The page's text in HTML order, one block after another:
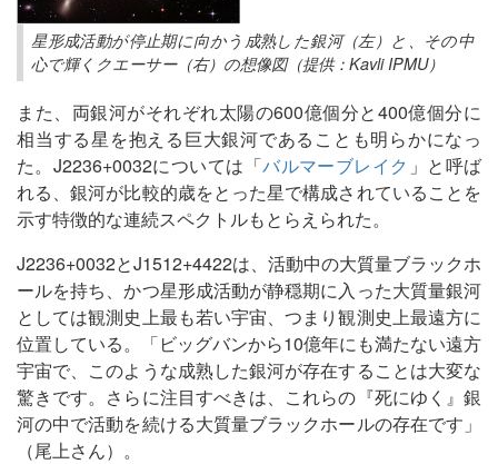
星形成活動が停止期に向かう成熟した銀河（左）と、その中
心で輝くクエーサー（右）の想像図（提供：Kavli IPMU）
また、両銀河がそれぞれ太陽の600億個分と400億個分に
相当する星を抱える巨大銀河であることも明らかになっ
た。J2236+0032については「バルマーブレイク 」と呼ば
れる、銀河が比較的歳をとった星で構成されていることを
示す特徴的な連続スペクトルもとらえられた。
J2236+0032とJ1512+4422は、活動中の大質量ブラックホ
ールを持ち、かつ星形成活動が静穏期に入った大質量銀河
としては観測史上最も若い宇宙、つまり観測史上最遠方に
位置している。「ビッグバンから10億年にも満たない遠方
宇宙で、このような成熟した銀河が存在することは大変な
驚きです。さらに注目すべきは、これらの『死にゆく』銀
河の中で活動を続ける大質量ブラックホールの存在です」
（尾上さん）。